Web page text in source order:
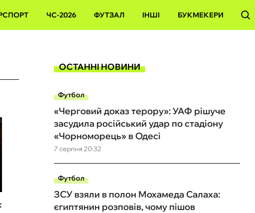
ЧС-2026 ФУТЗАЛ ІНШІ БУКМЕКЕРИ
ОСТАННІ НОВИНИ
Футбол
7 серпня 20:32
«Черговий доказ терору»: УАФ рішуче
засудила російський удар по стадіону
«Чорноморець» в Одесі
Футбол
ЗСУ взяли в полон Мохамеда Салаха:
єгиптянин розповів, чому пішов